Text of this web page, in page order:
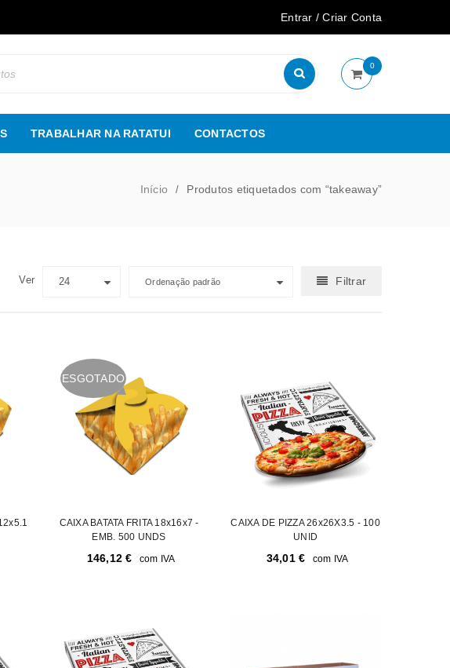
Entrar /Criar Conta
0
TRABALHAR NA RATATUI CONTACTOS
Início / Produtos etiquetados com “takeaway”
Filtrar
Ordenação padrão
Ver 24
ESGOTADO
CAIXA BATATA FRITA 18x16x7 -
EMB. 500 UNDS
146,12€ com IVA
CAIXA DE PIZZA 26x26X3.5 - 100
UNID
34,01€ com IVA